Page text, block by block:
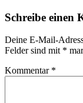
Schreibe einen
Deine E-Mail-
Felder sind mit *
Kommentar *